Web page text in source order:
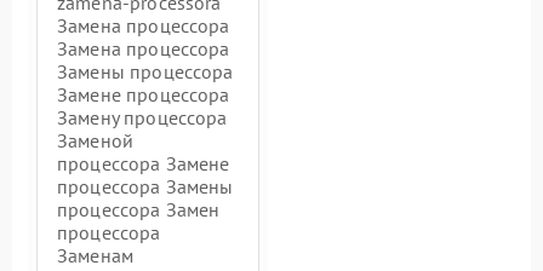
Замена процессора
Замена процессора
Замены процессора
Замене процессора
Замену процессора
Заменой
процессора Замене
процессора Замены
процессора Замен
процессора
Заменам